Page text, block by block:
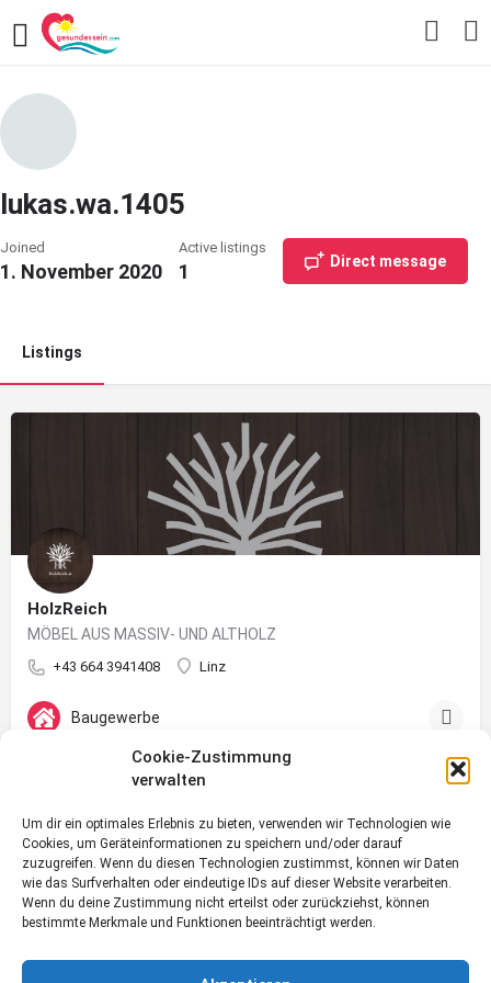
Cookie-Zustimmung
verwalten
Um dir ein optimales Erlebnis zu bieten, verwenden wir Technologien wie
Cookies, um Geräteinformationen zu speichern und/oder darauf
zuzugreifen. Wenn du diesen Technologien zustimmst, können wir Daten
wie das Surfverhalten oder eindeutige IDs auf dieser Website verarbeiten.
Wenn du deine Zustimmung nicht erteilst oder zurückziehst, können
bestimmte Merkmale und Funktionen beeinträchtigt werden.
lukas.wa.1405
Joined
1. November 2020
Active listings
1 Direct message
Listings
HolzReich
MÖBEL AUS MASSIV- UND ALTHOLZ
+43 664 3941408 Linz
Baugewerbe